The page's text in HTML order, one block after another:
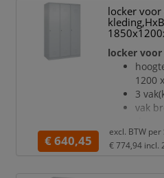
Elk
Elke
locker voor
locker
1200
3
vak
per
€ 640,45
excl. BTW per
€ 774,94 incl.